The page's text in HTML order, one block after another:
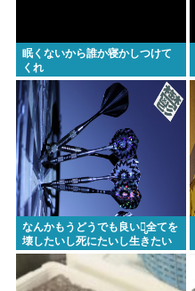
眠くないから誰か寝かしつけて
くれ
なんかもうどうでも良いし̤̬全てを
壊したいし死にたいし生きたい
よな